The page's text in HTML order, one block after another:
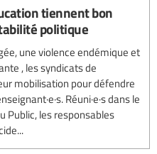
tiennent bon
politique
une violence endémique et
, les syndicats de
mobilisation pour défendre
Réuni·e·s dans le
Public, les responsables